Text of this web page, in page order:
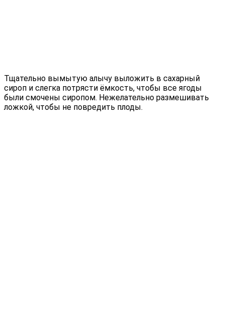
Тщательно вымытую алычу выложить в сахарный
сироп и слегка потрясти ёмкость, чтобы все ягоды
были смочены сиропом. Нежелательно размешивать
ложкой, чтобы не повредить плоды.